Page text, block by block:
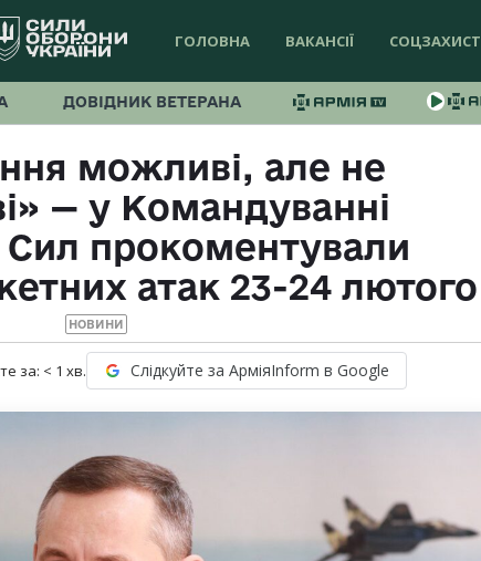
ГОЛОВНА ВАКАНСІЇ СОЦЗАХИСТ
ДОВІДНИК ВЕТЕРАНА
можливі, але не
— у Командуванні
Сил прокоментували
атак 23-24 лютого
НОВИНИ
за: < 1 хв. Слідкуйте за АрміяInform в Google